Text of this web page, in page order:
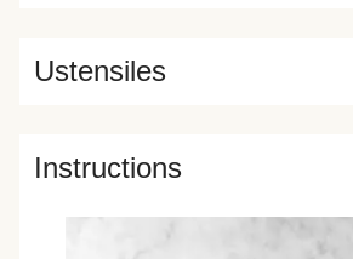
Ustensiles
Instructions